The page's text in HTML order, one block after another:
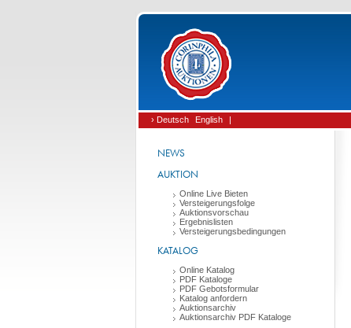
› Deutsch English |
NEWS
AUKTION
Online Live Bieten
Versteigerungsfolge
Auktionsvorschau
Ergebnislisten
Versteigerungsbedingungen
KATALOG
Online Katalog
PDF Kataloge
PDF Gebotsformular
Katalog anfordern
Auktionsarchiv
Auktionsarchiv PDF Kataloge